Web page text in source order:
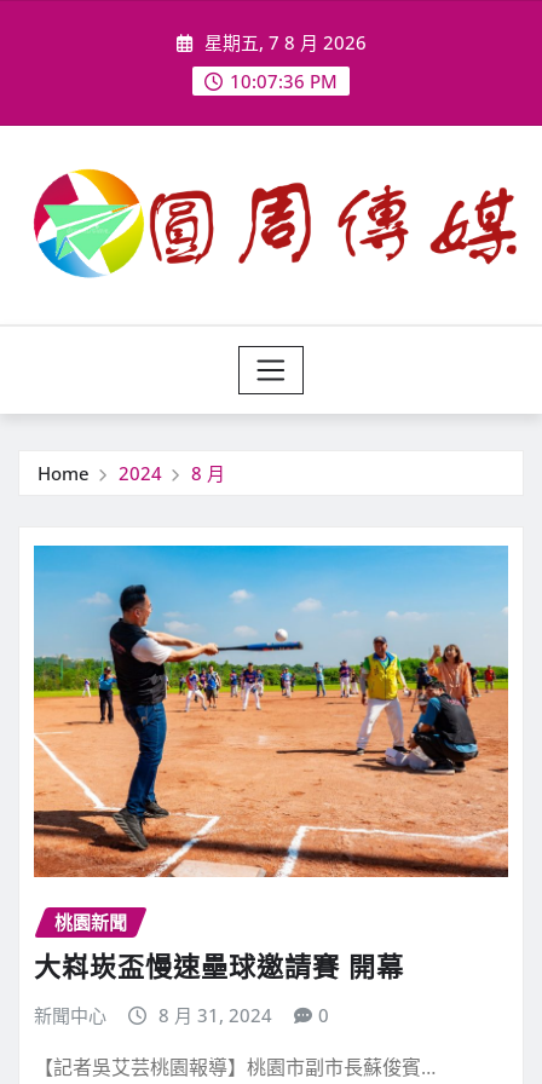
星期五, 7 8 月 2026
10:07:37 PM
Home 2024 8 月
桃園新聞
大嵙崁盃慢速壘球邀請賽 開幕
新聞中心 8 月 31, 2024 0
【記者吳艾芸桃園報導】桃園市副市長蘇俊賓…